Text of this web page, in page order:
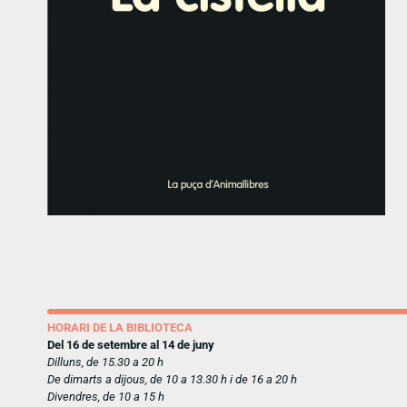
HORARI DE LA BIBLIOTECA
Del 16 de setembre al 14 de juny
Dilluns, de 15.30 a 20 h
De dimarts a dijous, de 10 a 13.30 h i de 16 a 20 h
Divendres, de 10 a 15 h